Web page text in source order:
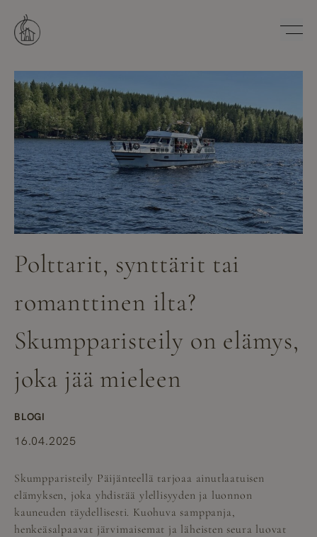
sisältöön
Polttarit, synttärit tai
romanttinen ilta?
Skumpparisteily on elämys,
joka jää mieleen
BLOGI
16.04.2025
Skumpparisteily Päijänteellä tarjoaa ainutlaatuisen
elämyksen, joka yhdistää ylellisyyden ja luonnon
kauneuden täydellisesti. Kuohuva samppanja,
henkeäsalpaavat järvimaisemat ja läheisten seura luovat